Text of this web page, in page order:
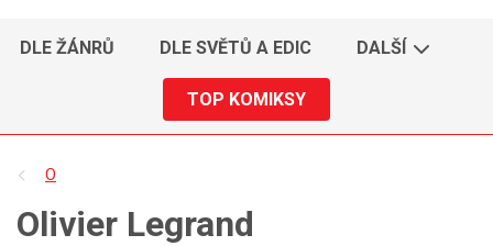
DLE ŽÁNRŮ DLE SVĚTŮ A EDIC DALŠÍ
TOP KOMIKSY
O
Olivier Legrand